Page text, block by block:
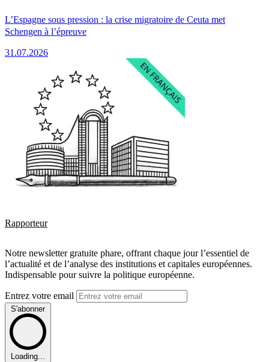
L’Espagne sous pression : la crise migratoire de Ceuta met
Schengen à l’épreuve
31.07.2026
Rapporteur
Notre newsletter gratuite phare, offrant chaque jour l’essentiel de
l’actualité et de l’analyse des institutions et capitales européennes.
Indispensable pour suivre la politique européenne.
Entrez votre email
S'abonner
Loading...